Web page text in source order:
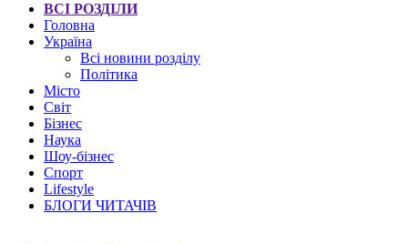
ВСІ РОЗДІЛИ
Головна
Україна
Всі новини розділу
Політика
Місто
Світ
Бізнес
Наука
Шоу-бізнес
Спорт
Lifestyle
БЛОГИ ЧИТАЧІВ